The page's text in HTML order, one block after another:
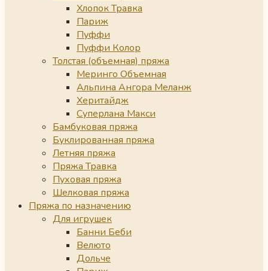
Хлопок Травка
Париж
Пуффи
Пуффи Колор
Толстая (объемная) пряжа
Меринго Объемная
Альпина Ангора Меланж
Херитайдж
Суперлана Макси
Бамбуковая пряжа
Буклированная пряжа
Летняя пряжа
Пряжа Травка
Пуховая пряжа
Шелковая пряжа
Пряжа по назначению
Для игрушек
Банни Беби
Велюто
Дольче